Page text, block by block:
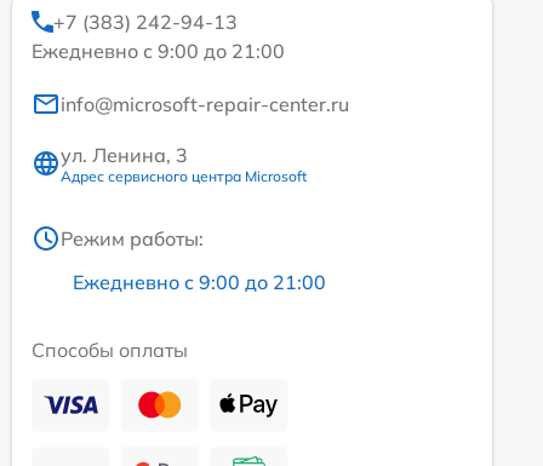
+7 (383) 242-94-13
Ежедневно с 9:00 до 21:00
info@microsoft-repair-center.ru
ул. Ленина, 3
Адрес сервисного центра Microsoft
Режим работы:
Ежедневно с 9:00 до 21:00
Способы оплаты